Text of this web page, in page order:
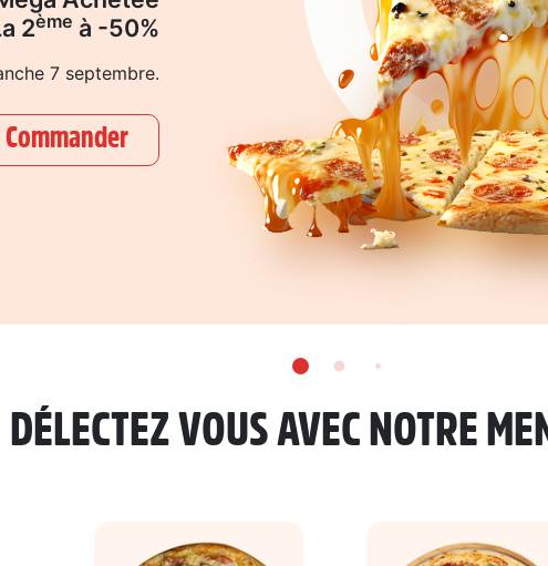
2ème à -50%
7 septembre.
Commander
DÉLECTEZ VOUS AVEC NOTRE